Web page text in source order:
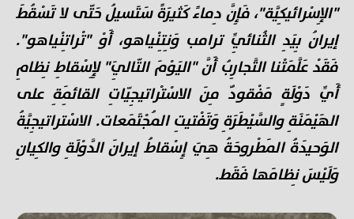
"الإِسْرائيكِيَّة"، فَإِنَّ دِماءً كَثيرَةً سَتَسيلُ حَتّى لا تَسْقُطَ
إيرانُ بِيَدِ الثُنائِيِّ ترامب وَنِتِنْياهو، أَوْ "تْراتِنْياهو".
فَقَدْ عَلَّمَتْنا التَّجارِبُ أَنَّ "اليَوْمَ التّالِيَ" لِإِسْقاطِ نِظامِ
أَيِّ دَوْلَةٍ مَفْقودٌ مِنَ الاسْتْراتيجِيّاتِ القائِمَةِ على
الهَيْمَنَةِ والسَّيْطَرَةِ وَتَفْتيتِ المُجْتَمَعات. الاسْتراتيجِيَّةُ
الوَحيدَةُ المَطْروحَةُ هِيَ إِسْقاطُ إيرانَ الدَّوْلَةِ والكِيانِ
وَلَيْسَ نِظامَها فَقَط.